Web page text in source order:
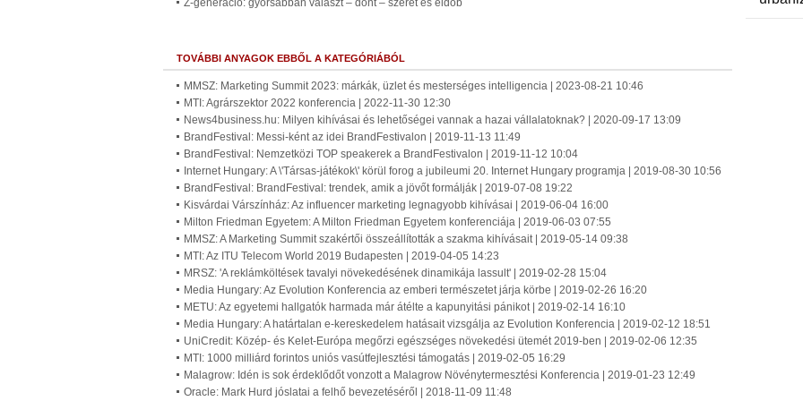
Z-generáció: gyorsabban választ – dönt – szeret és eldob
TOVÁBBI ANYAGOK EBBŐL A KATEGÓRIÁBÓL
MMSZ: Marketing Summit 2023: márkák, üzlet és mesterséges intelligencia | 2023-08-21 10:46
MTI: Agrárszektor 2022 konferencia | 2022-11-30 12:30
News4business.hu: Milyen kihívásai és lehetőségei vannak a hazai vállalatoknak? | 2020-09-17 13:09
BrandFestival: Messi-ként az idei BrandFestivalon | 2019-11-13 11:49
BrandFestival: Nemzetközi TOP speakerek a BrandFestivalon | 2019-11-12 10:04
Internet Hungary: A \'Társas-játékok\' körül forog a jubileumi 20. Internet Hungary programja | 2019-08-30 10:56
BrandFestival: BrandFestival: trendek, amik a jövőt formálják | 2019-07-08 19:22
Kisvárdai Várszínház: Az influencer marketing legnagyobb kihívásai | 2019-06-04 16:00
Milton Friedman Egyetem: A Milton Friedman Egyetem konferenciája | 2019-06-03 07:55
MMSZ: A Marketing Summit szakértői összeállították a szakma kihívásait | 2019-05-14 09:38
MTI: Az ITU Telecom World 2019 Budapesten | 2019-04-05 14:23
MRSZ: 'A reklámköltések tavalyi növekedésének dinamikája lassult' | 2019-02-28 15:04
Media Hungary: Az Evolution Konferencia az emberi természetet járja körbe | 2019-02-26 16:20
METU: Az egyetemi hallgatók harmada már átélte a kapunyitási pánikot | 2019-02-14 16:10
Media Hungary: A határtalan e-kereskedelem hatásait vizsgálja az Evolution Konferencia | 2019-02-12 18:51
UniCredit: Közép- és Kelet-Európa megőrzi egészséges növekedési ütemét 2019-ben | 2019-02-06 12:35
MTI: 1000 milliárd forintos uniós vasútfejlesztési támogatás | 2019-02-05 16:29
Malagrow: Idén is sok érdeklődőt vonzott a Malagrow Növénytermesztési Konferencia | 2019-01-23 12:49
Oracle: Mark Hurd jóslatai a felhő bevezetéséről | 2018-11-09 11:48